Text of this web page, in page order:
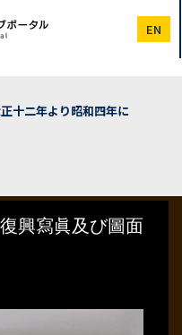
EN
十二年より昭和四年に